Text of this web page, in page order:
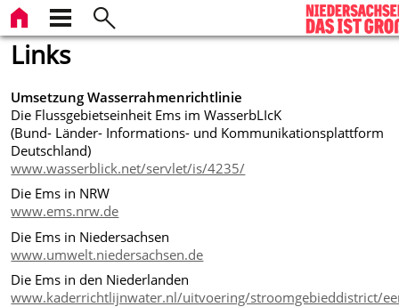
Links
Umsetzung Wasserrahmenrichtlinie
Die Flussgebietseinheit Ems im WasserbLIcK
(Bund- Länder- Informations- und Kommunikationsplattform
Deutschland)
www.wasserblick.net/servlet/is/4235/
Die Ems in NRW
www.ems.nrw.de
Die Ems in Niedersachsen
www.umwelt.niedersachsen.de
Die Ems in den Niederlanden
www.kaderrichtlijnwater.nl/uitvoering/stroomgebieddistrict/